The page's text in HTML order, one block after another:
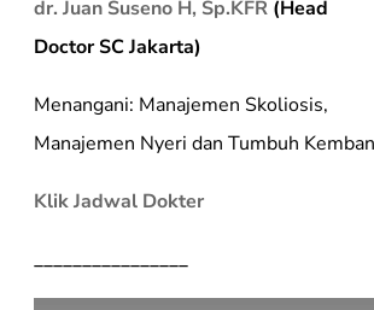
dr. Juan Suseno H, Sp.KFR (Head
Doctor SC Jakarta)
Menangani: Manajemen Skoliosis,
Manajemen Nyeri dan Tumbuh
Klik Jadwal Dokter
________________